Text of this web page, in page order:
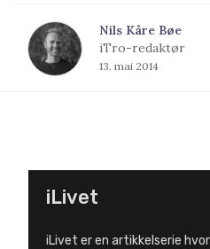
Nils Kåre Bøe
iTro-redaktør
13. mai 2014
iLivet
iLivet er en artikkelserie